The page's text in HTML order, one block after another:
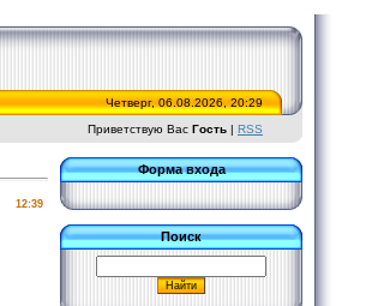
Четверг, 06.08.2026, 20:29
Приветствую Вас Гость | RSS
12:39
Форма входа
Поиск